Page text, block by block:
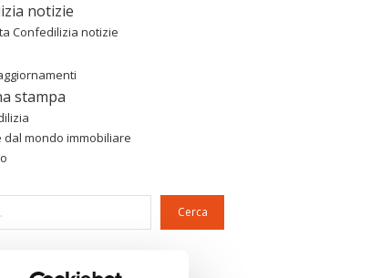
notizie
Confedilizia notizie
stampa
dal mondo immobiliare
Cerca
riservata Associazioni